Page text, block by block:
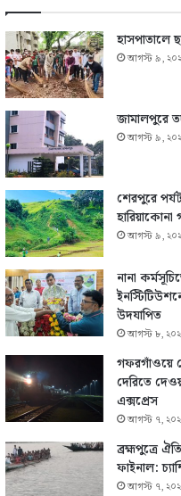
হাসপাতালে
আগস্ট ৯,
জামালপুরে
আগস্ট ৯,
শেরপুরে
হারিয়াকোনা
আগস্ট ৯,
নানা
উদযাপিত
আগস্ট ৮,
গফরগাঁওয়ে
দেরিতে
এক্সপ্রেস
আগস্ট ৭,
ব্রহ্মপুত্রে
ফাইনাল:
আগস্ট ৭,